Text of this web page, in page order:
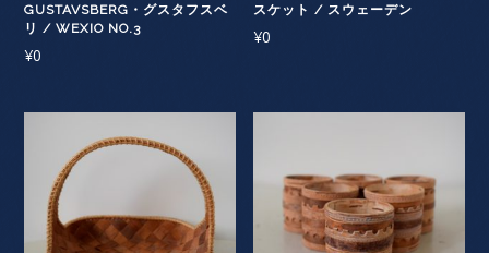
GUSTAVSBERG・グスタフスベ
リ / WEXIO NO.3
¥0
スケット / スウェーデン
¥0